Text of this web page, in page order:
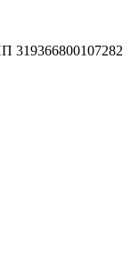
319366800107282